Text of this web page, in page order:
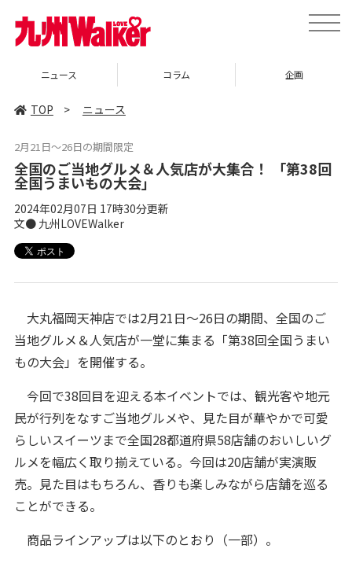
toggle
コラム 企画 イベント
TOP > ニュース
2月21日～26日の期間限定
全国のご当地グルメ＆人気店が大集合！ 「第38回
全国うまいもの大会」
2024年02月07日 17時30分更新
文● 九州LOVEWalker
大丸福岡天神店では2月21日～26日の期間、全国のご
当地グルメ＆人気店が一堂に集まる「第38回全国うまい
もの大会」を開催する。
今回で38回目を迎える本イベントでは、観光客や地元
民が行列をなすご当地グルメや、見た目が華やかで可愛
らしいスイーツまで全国28都道府県58店舗のおいしいグ
ルメを幅広く取り揃えている。今回は20店舗が実演販
売。見た目はもちろん、香りも楽しみながら店舗を巡る
ことができる。
商品ラインアップは以下のとおり（一部）。